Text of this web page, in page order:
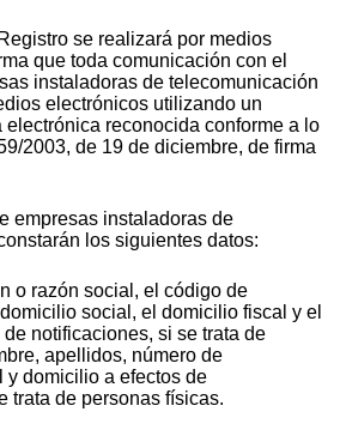
se realizará por medios
que toda comunicación con el
instaladoras de telecomunicación
electrónicos utilizando un
electrónica reconocida conforme a lo
2003, de 19 de diciembre, de firma
empresas instaladoras de
los siguientes datos:
o razón social, el código de
social, el domicilio fiscal y el
notificaciones, si se trata de
apellidos, número de
y domicilio a efectos de
trata de personas físicas.